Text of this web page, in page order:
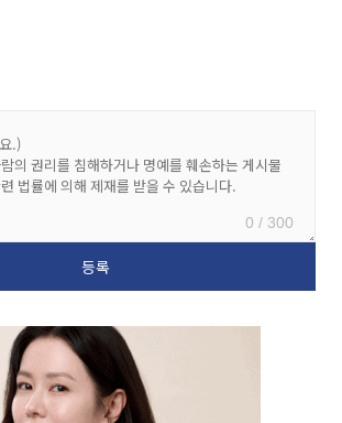
0 / 300